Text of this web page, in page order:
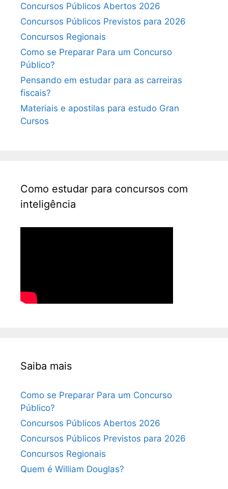
Concursos Públicos Abertos 2026
Concursos Públicos Previstos para 2026
Concursos Regionais
Como se Preparar Para um Concurso
Público?
Pensando em estudar para as carreiras
fiscais?
Materiais e apostilas para estudo Gran
Cursos
Como estudar para concursos com
inteligência
Saiba mais
Como se Preparar Para um Concurso
Público?
Concursos Públicos Abertos 2026
Concursos Públicos Previstos para 2026
Concursos Regionais
Quem é William Douglas?